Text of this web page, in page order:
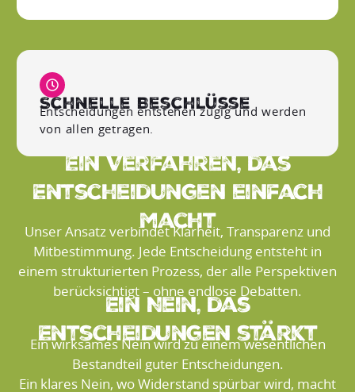
Ein Verfahren, das
Entscheidungen einfach
macht
Unser Ansatz verbindet Klarheit, Transparenz und
Mitbestimmung. Jede Entscheidung entsteht in
einem strukturierten Prozess, der alle Perspektiven
berücksichtigt – ohne endlose Debatten.
Ein Nein, das
Entscheidungen stärkt
Ein wirksames Nein wird zu einem wesentlichen
Bestandteil guter Entscheidungen.
Ein klares Nein, wo Widerstand spürbar wird, macht
Schnelle Beschlüsse
Entscheidungen entstehen zügig und werden
von allen getragen.